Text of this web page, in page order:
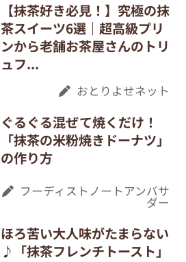
【抹茶好き必見！】究極の抹
茶スイーツ6選｜超高級プリ
ンから老舗お茶屋さんのトリ
ュフ...
おとりよせネット
ぐるぐる混ぜて焼くだけ！
「抹茶の米粉焼きドーナツ」
の作り方
フーディストノートアンバサ
ダー
ほろ苦い大人味がたまらない
♪「抹茶フレンチトースト」